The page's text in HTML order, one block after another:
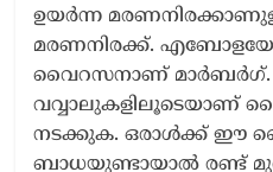
ഉയര്‍ന്ന
മരണനിരക്ക്.
വൈറസനാണ് മാര്‍ബര്‍ഗ്.
വവ്വാലുകളിലൂടെയാണ്
നടക്കുക. ഒരാൾക്ക് ഈ
ബാധയുണ്ടായാൽ രണ്ട്‌